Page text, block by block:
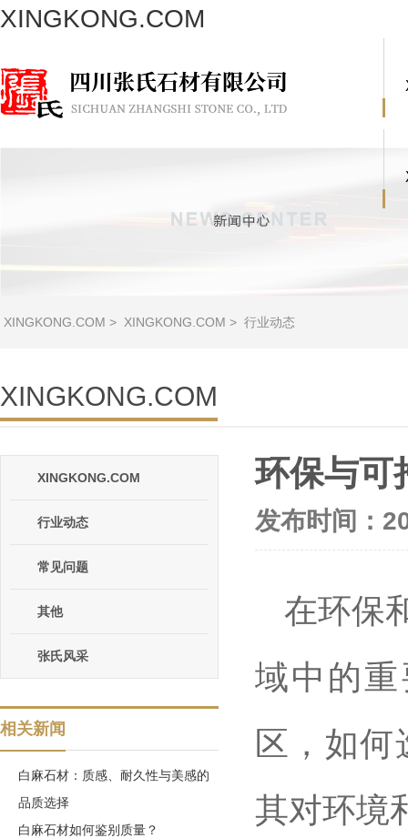
XINGKONG.COM
XINGKONG.COM > XINGKONG.COM > 行业动态
XINGKONG.COM
XINGKONG.COM
行业动态
常见问题
其他
张氏风采
相关新闻
白麻石材：质感、耐久性与美感的
品质选择
白麻石材如何鉴别质量？
环保与可
发布时间：
在环保
域中的
区，如
其对环境